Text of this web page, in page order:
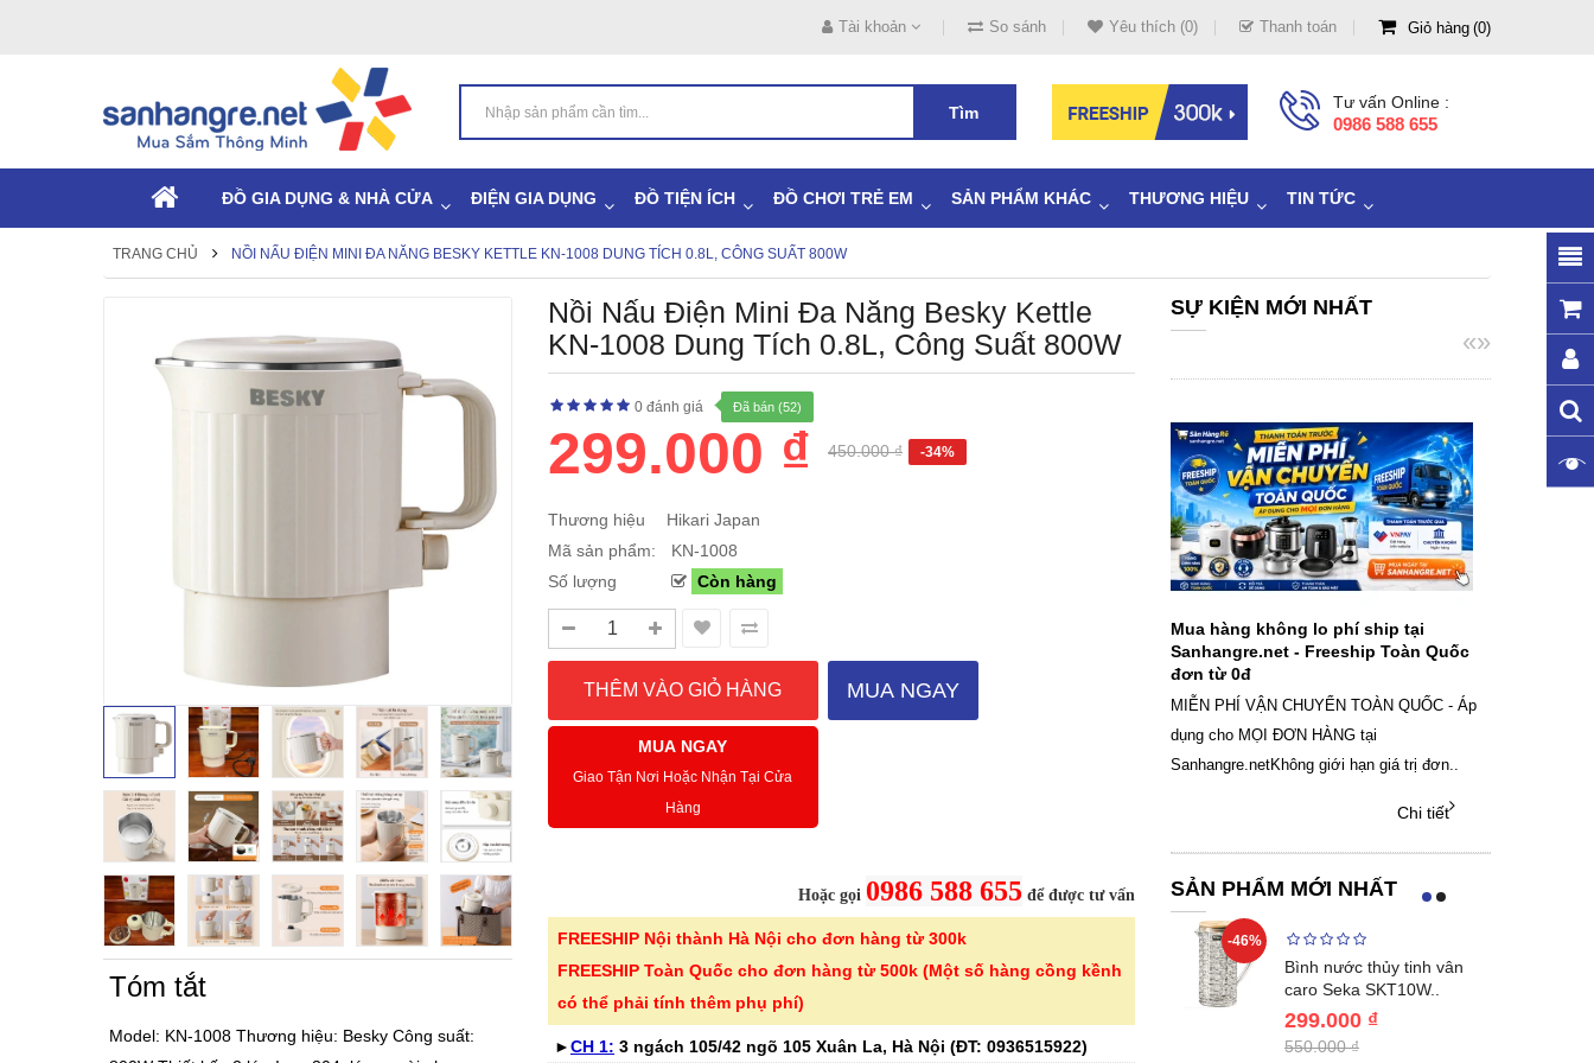
Tài khoản So sánh Yêu thích (0) Thanh toán Giỏ hàng 0
Tìm
Tư vấn Online :
0986 588 655
ĐỒ GIA DỤNG & NHÀ CỬA ĐIỆN GIA DỤNG ĐỒ TIỆN ÍCH ĐỒ CHƠI TRẺ EM SẢN PHẨM KHÁC THƯƠNG HIỆU TIN TỨC
TRANG CHỦ NỒI NẤU ĐIỆN MINI ĐA NĂNG BESKY KETTLE KN-1008 DUNG TÍCH 0.8L, CÔNG SUẤT 800W
Tóm tắt
Model: KN-1008 Thương hiệu: Besky Công suất:
Nồi Nấu Điện Mini Đa Năng Besky Kettle
KN-1008 Dung Tích 0.8L, Công Suất 800W
0 đánh giá Đã bán (52)
299.000 ₫ 450.000 ₫ -34%
Thương hiệu
Hikari Japan
Mã sản phẩm:
KN-1008
Số lượng
Còn hàng
MUA NGAY
MUA NGAY
Giao Tận Nơi Hoặc Nhận Tại Cửa
Hàng
Hoặc gọi 0986 588 655 để được tư vấn
FREESHIP Nội thành Hà Nội cho đơn hàng từ 300k
FREESHIP Toàn Quốc cho đơn hàng từ 500k (Một số hàng cồng kềnh
có thể phải tính thêm phụ phí)
►CH 1: 3 ngách 105/42 ngõ 105 Xuân La, Hà Nội (ĐT: 0936515922)
SỰ KIỆN MỚI NHẤT
«»
Sale Mừng Đại Lễ 30/4-01/5: CHÀO HÈ
2026 Siêu giảm tới 40% tại Sanhangre
SANHANGRECăn cứ vào tình hình thời tiết
Mua hàng không lo phí ship tại
Sanhangre.net - Freeship Toàn Quốc
đơn từ 0đ
MIỄN PHÍ VẬN CHUYỂN TOÀN QUỐC - Áp
dụng cho MỌI ĐƠN HÀNG tại
Sanhangre.netKhông giới hạn giá trị đơn..
Chi tiết
SẢN PHẨM MỚI NHẤT
-46%
Bình nước thủy tinh vân
299.000 ₫
550.000 ₫
-40%
Bếp từ đơn Lumias LK24-
689.000 ₫
1.150.000 ₫
-46%
Bình nước thủy tinh vân
caro Seka SKT10W..
299.000 ₫
550.000 ₫